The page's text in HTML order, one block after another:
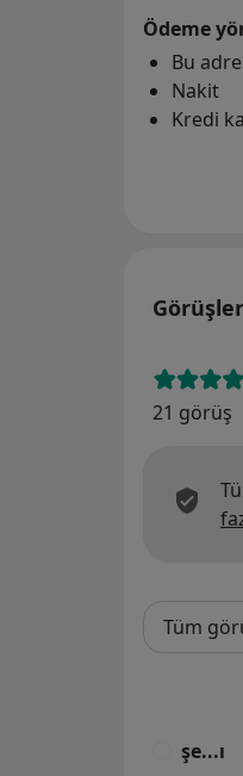
Ödeme
Bu
Nakit
Kredi
Görüşler
21 görüş
şe...ı